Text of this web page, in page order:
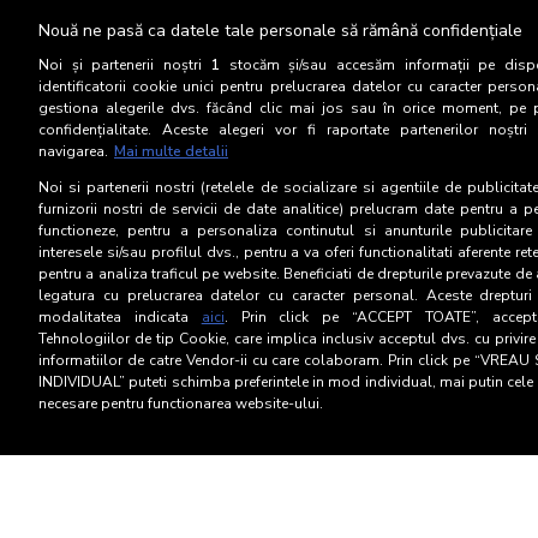
SNA
Nouă ne pasă ca datele tale personale să rămână confidențiale
Noi și partenerii noștri 1 stocăm și/sau accesăm informații pe
identificatorii cookie unici pentru prelucrarea datelor cu caracter
gestiona alegerile dvs. făcând clic mai jos sau în orice moment, pe
confidențialitate. Aceste alegeri vor fi raportate partenerilor
navigarea. Mai multe detalii
Noi si partenerii nostri (retelele de socializare si agentiile de
furnizorii nostri de servicii de date analitice) prelucram date pentru a
functioneze, pentru a personaliza continutul si anunturile
interesele si/sau profilul dvs., pentru a va oferi functionalitati aferente
pentru a analiza traficul pe website. Beneficiati de drepturile prevazute de
legatura cu prelucrarea datelor cu caracter personal. Aceste
modalitatea indicata aici. Prin click pe “ACCEPT TOATE”,
Tehnologiilor de tip Cookie, care implica inclusiv acceptul dvs. cu privire
informatiilor de catre Vendor-ii cu care colaboram. Prin click pe “VREAU
INDIVIDUAL” puteti schimba preferintele in mod individual, mai putin
necesare pentru functionarea website-ului.